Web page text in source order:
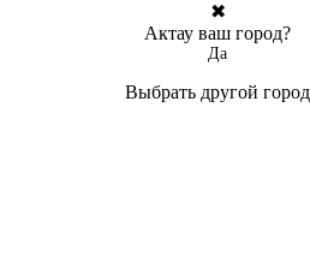
✖
Актау ваш город?
Да
Выбрать другой город